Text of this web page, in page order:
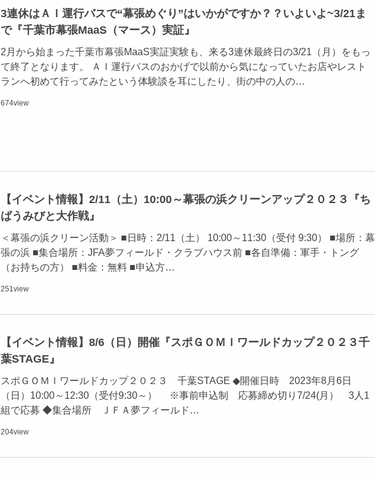
3連休はＡＩ運行バスで“幕張めぐり”はいかがですか？？いよいよ~3/21ま
で『千葉市幕張MaaS（マース）実証』
2月から始まった千葉市幕張MaaS実証実験も、来る3連休最終日の3/21（月）をもっ
て終了となります。 ＡＩ運行バスのおかげで以前から気になっていたお店やレスト
ランへ初めて行ってみたという体験談を耳にしたり、街の中の人の…
674view
【イベント情報】2/11（土）10:00～幕張の浜クリーンアップ２０２３『ち
ばうみびと大作戦』
＜幕張の浜クリーン活動＞ ■日時：2/11（土） 10:00～11:30（受付 9:30） ■場所：幕
張の浜 ■集合場所：JFA夢フィールド・クラブハウス前 ■各自準備：軍手・トング
（お持ちの方） ■料金：無料 ■申込方…
251 view
【イベント情報】8/6（日）開催『スポＧＯＭＩワールドカップ２０２３千
葉STAGE』
スポＧＯＭＩワールドカップ２０２３ 千葉STAGE ◆開催日時 2023年8月6日
（日）10:00～12:30（受付9:30～） ※事前申込制 応募締め切り7/24(月） 3人1
組で応募 ◆集合場所 ＪＦＡ夢フィールド…
204view